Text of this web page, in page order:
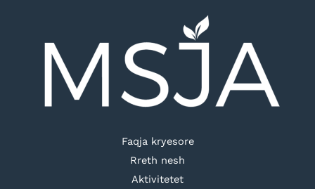
Faqja kryesore
Rreth nesh
Aktivitetet